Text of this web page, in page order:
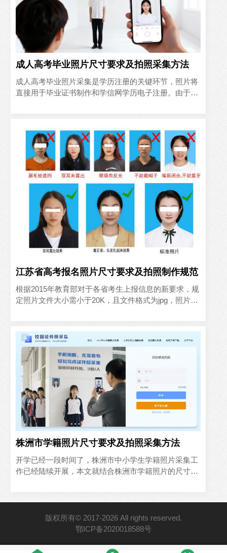
成人高考毕业照片尺寸要求及拍照采集方法
成人高考毕业照片采集是学历注册的关键环节，照片将
直接用于毕业证书制作和学信网学历电子注册。由于审
江苏省高考报名照片尺寸要求及拍照制作规范
根据2015年教育部对于各省考生上报信息的新要求，规
定照片文件大小需小于20K，且文件格式为jpg，照片的
株洲市学籍照片尺寸要求及拍照采集方法
开学已经一段时间了，株洲市中小学生学籍照片采集工
作已经陆续开展，本文就结合株洲市学籍照片的尺寸要
版权所有© 2017-2026 All rights reserved.
鄂ICP备2020018588号